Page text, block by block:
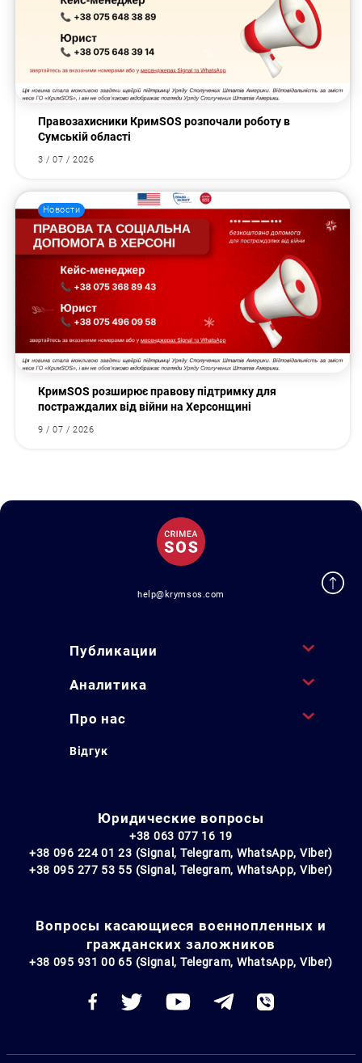
Правозахисники КримSOS розпочали роботу в
Сумській області
3 / 07 / 2026
Новости
КримSOS розширює правову підтримку для
постраждалих від війни на Херсонщині
9 / 07 / 2026
help@krymsos.com
Публикации
Аналитика
Про нас
Відгук
Юридические вопросы
+38 063 077 16 19
+38 096 224 01 23 (Signal, Telegram, WhatsApp, Viber)
+38 095 277 53 55 (Signal, Telegram, WhatsApp, Viber)
Вопросы касающиеся военнопленных и
гражданских заложников
+38 095 931 00 65 (Signal, Telegram, WhatsApp, Viber)